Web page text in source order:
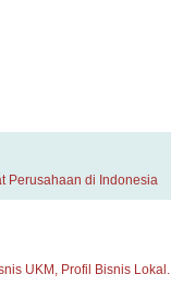
Perusahaan di Indonesia
UKM, Profil Bisnis Lokal.